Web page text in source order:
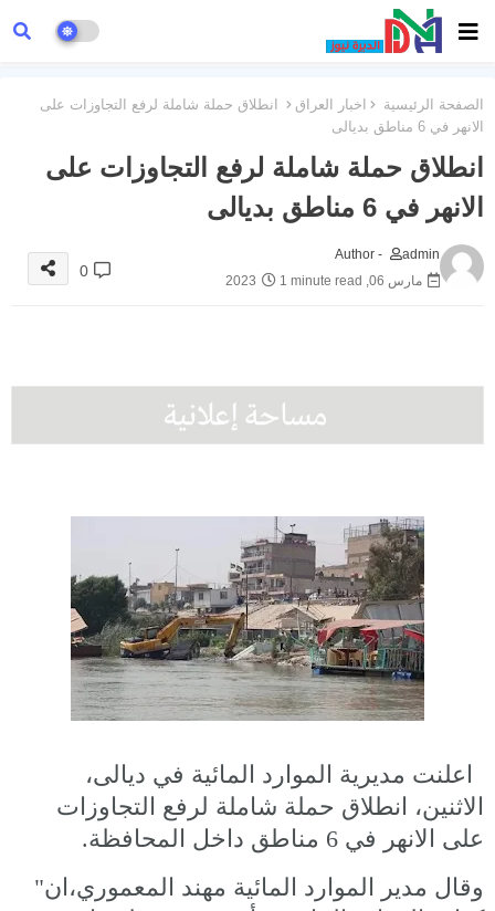
الصفحة الرئيسية اخبار العراق
انطلاق حملة شاملة لرفع التجاوزات على
الانهر في 6 مناطق بديالى
انطلاق حملة شاملة لرفع التجاوزات على
الانهر في 6 مناطق بديالى
Author -
admin
مارس 06, 2023
1 minute read
0
اعلنت مديرية الموارد المائية في ديالى،
الاثنين، انطلاق حملة شاملة لرفع التجاوزات
على الانهر في 6 مناطق داخل المحافظة.
وقال مدير الموارد المائية مهند المعموري،ان"